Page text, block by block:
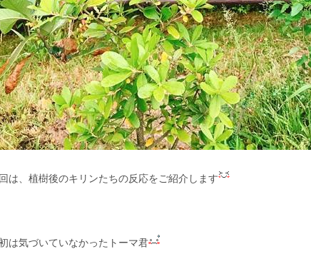
は、植樹後のキリンたちの反応をご紹介します
は気づいていなかったトーマ君